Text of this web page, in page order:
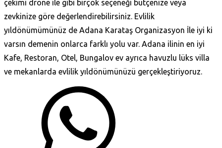
çekimi drone ile gibi birçok seçeneği bütçenize veya
zevkinize göre değerlendirebilirsiniz. Evlilik
yıldönümümünüz de Adana Karataş‎ Organizasyon İle iyi ki
varsın demenin onlarca farklı yolu var. Adana ilinin en iyi
Kafe, Restoran, Otel, Bungalov ev ayrıca havuzlu lüks villa
ve mekanlarda evlilik yıldönümünüzü gerçekleştiriyoruz.